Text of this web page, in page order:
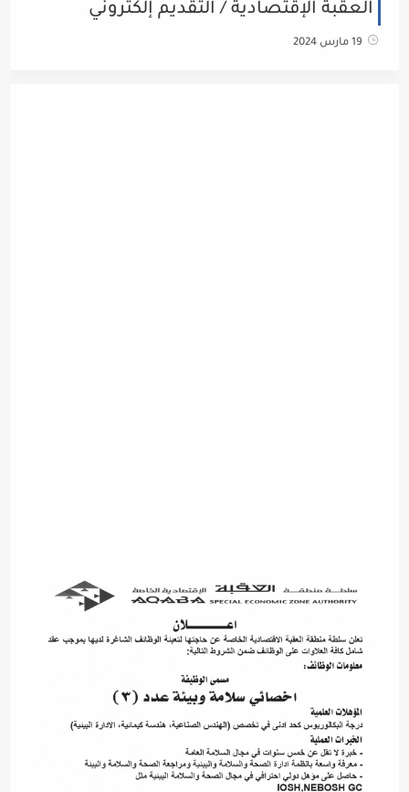
العقبة الإقتصادية / التقديم إلكتروني
19 مارس 2024